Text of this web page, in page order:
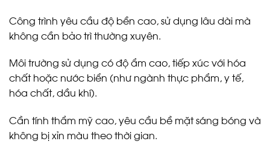
Công trình yêu cầu độ bền cao, sử dụng lâu dài mà
không cần bảo trì thường xuyên.
Môi trường sử dụng có độ ẩm cao, tiếp xúc với hóa
chất hoặc nước biển (như ngành thực phẩm, y tế,
hóa chất, dầu khí).
Cần tính thẩm mỹ cao, yêu cầu bề mặt sáng bóng và
không bị xỉn màu theo thời gian.